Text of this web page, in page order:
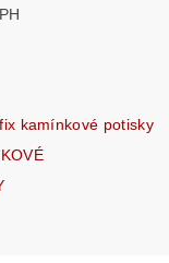
DPH
kamínkové potisky